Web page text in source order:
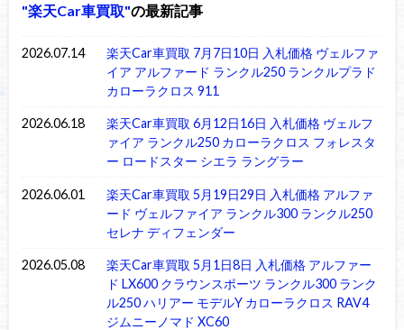
楽天Car車買取 の最新記事
2026.07.14
楽天Car車買取 7月7日10日 入札価格 ヴェルファ
イア アルファード ランクル250 ランクルプラド
カローラクロス 911
2026.06.18
楽天Car車買取 6月12日16日 入札価格 ヴェルフ
ァイア ランクル250 カローラクロス フォレスタ
ー ロードスター シエラ ラングラー
2026.06.01
楽天Car車買取 5月19日29日 入札価格 アルファ
ード ヴェルファイア ランクル300 ランクル250
セレナ ディフェンダー
2026.05.08
楽天Car車買取 5月1日8日 入札価格 アルファー
ド LX600 クラウンスポーツ ランクル300 ランク
ル250 ハリアー モデルY カローラクロス RAV4
ジムニーノマド XC60